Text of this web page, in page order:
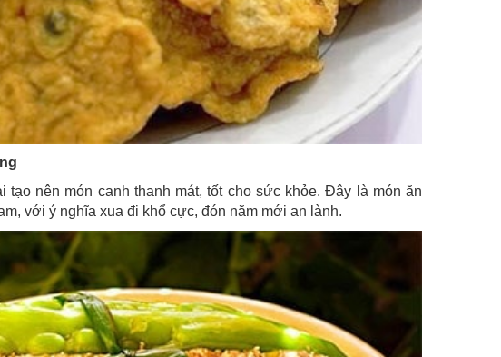
nên món canh thanh mát, tốt cho sức khỏe. Đây là món ăn
với ý nghĩa xua đi khổ cực, đón năm mới an lành.